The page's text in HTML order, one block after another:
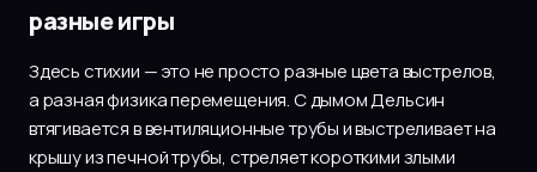
разные игры
Здесь стихии — это не просто разные цвета выстрелов,
а разная физика перемещения. С дымом Дельсин
втягивается в вентиляционные трубы и выстреливает на
крышу из печной трубы, стреляет короткими злыми